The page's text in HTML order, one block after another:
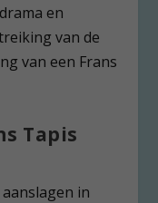
en
van de
van een Frans
Tapis
in